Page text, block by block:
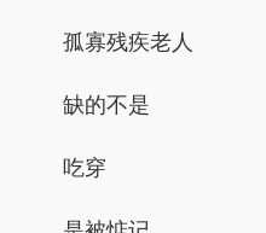
孤寡残疾老人
缺的不是
吃穿